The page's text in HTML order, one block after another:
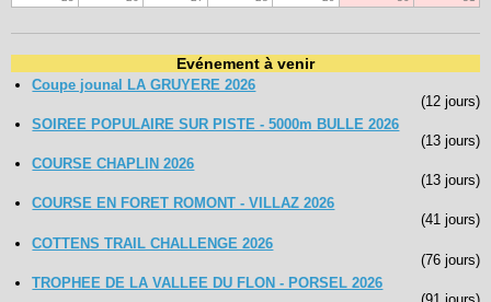
Nom d'utilisateur:
Mot de passe:
Créer un nouveau compte
Evénement à venir
Coupe jounal LA GRUYERE 2026
(12 jours)
SOIREE POPULAIRE SUR PISTE - 5000m BULLE 2026
(13 jours)
COURSE CHAPLIN 2026
(13 jours)
COURSE EN FORET ROMONT - VILLAZ 2026
(41 jours)
COTTENS TRAIL CHALLENGE 2026
(76 jours)
TROPHEE DE LA VALLEE DU FLON - PORSEL 2026